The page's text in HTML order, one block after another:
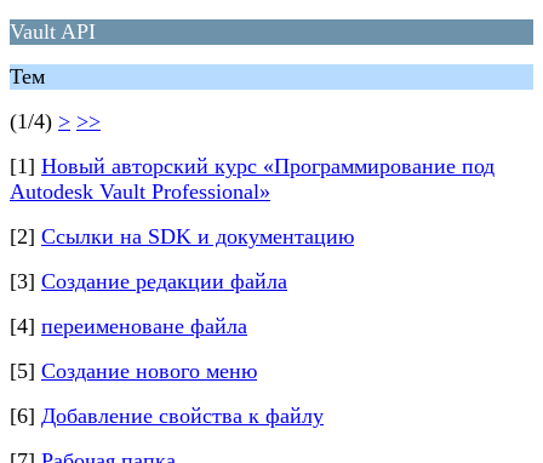
Vault API
Тем
(1/4) > >>
[1] Новый авторский курс «Программирование под
Autodesk Vault Professional»
[2] Ссылки на SDK и документацию
[3] Создание редакции файла
[4] переименоване файла
[5] Создание нового меню
[6] Добавление свойства к файлу